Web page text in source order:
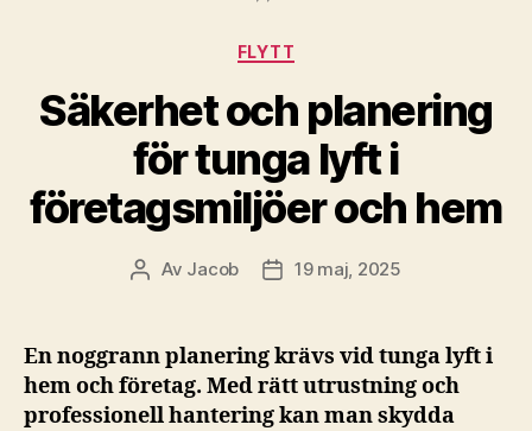
Kategorier
FLYTT
Säkerhet och planering
för tunga lyft i
företagsmiljöer och hem
Inläggsförfattare
Av Jacob Inläggsdatum
19 maj, 2025
En noggrann planering krävs vid tunga lyft i
hem och företag. Med rätt utrustning och
professionell hantering kan man skydda